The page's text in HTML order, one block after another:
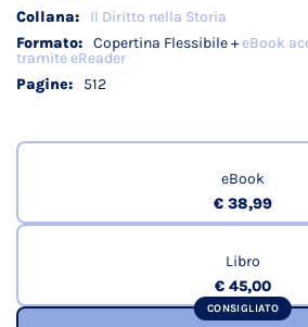
Il Diritto nella Storia
Copertina Flessibile +eBook
tramite eReader
512
eBook
€ 38,99
Libro
€ 45,00
CONSIGLIATO